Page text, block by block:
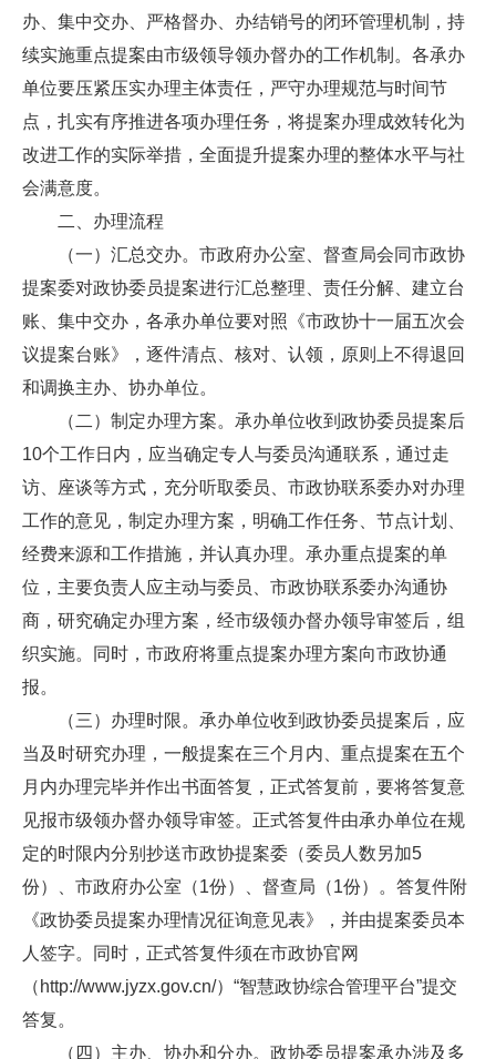
办、集中交办、严格督办、办结销号的闭环管理机制，持
续实施重点提案由市级领导领办督办的工作机制。各承办
单位要压紧压实办理主体责任，严守办理规范与时间节
点，扎实有序推进各项办理任务，将提案办理成效转化为
改进工作的实际举措，全面提升提案办理的整体水平与社
会满意度。
二、办理流程
（一）汇总交办。市政府办公室、督查局会同市政协
提案委对政协委员提案进行汇总整理、责任分解、建立台
账、集中交办，各承办单位要对照《市政协十一届五次会
议提案台账》，逐件清点、核对、认领，原则上不得退回
和调换主办、协办单位。
（二）制定办理方案。承办单位收到政协委员提案后
10个工作日内，应当确定专人与委员沟通联系，通过走
访、座谈等方式，充分听取委员、市政协联系委办对办理
工作的意见，制定办理方案，明确工作任务、节点计划、
经费来源和工作措施，并认真办理。承办重点提案的单
位，主要负责人应主动与委员、市政协联系委办沟通协
商，研究确定办理方案，经市级领办督办领导审签后，组
织实施。同时，市政府将重点提案办理方案向市政协通
报。
（三）办理时限。承办单位收到政协委员提案后，应
当及时研究办理，一般提案在三个月内、重点提案在五个
月内办理完毕并作出书面答复，正式答复前，要将答复意
见报市级领办督办领导审签。正式答复件由承办单位在规
定的时限内分别抄送市政协提案委（委员人数另加5
份）、市政府办公室（1份）、督查局（1份）。答复件附
《政协委员提案办理情况征询意见表》，并由提案委员本
人签字。同时，正式答复件须在市政协官网
（http://www.jyzx.gov.cn/）“智慧政协综合管理平台”提交
答复。
（四）主办、协办和分办。政协委员提案承办涉及多